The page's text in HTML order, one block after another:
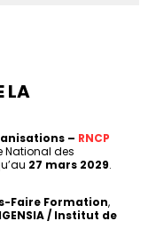
LA
– RNCP
National des
27 mars 2029.
Faire Formation,
IGENSIA / Institut de